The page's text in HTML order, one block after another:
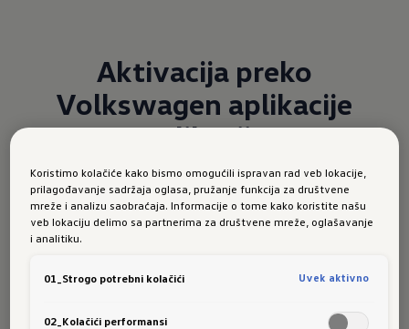
Aktivacija preko
Volkswagen aplikacije
aplikacije
Aktivirajte mobilne online usluge kompanije
Volkswagen sasvim udobno pomoću vašeg
pametnog telefona: Sa We Connect aplikacijom
i opremiti vaše vozilo mobilnim online uslugama.
Koristimo kolačiće kako bismo omogućili ispravan rad veb lokacije,
prilagođavanje sadržaja oglasa, pružanje funkcija za društvene
mreže i analizu saobraćaja. Informacije o tome kako koristite našu
veb lokaciju delimo sa partnerima za društvene mreže, oglašavanje
i analitiku.
01_Strogo potrebni kolačići Uvek aktivno
02_Kolačići performansi